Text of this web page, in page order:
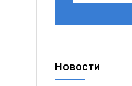
Новости